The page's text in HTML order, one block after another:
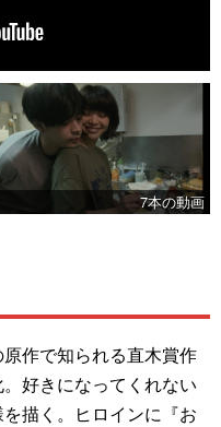
7本の動画
作で知られる直木賞作
好きになってくれない
描く。ヒロインに『お